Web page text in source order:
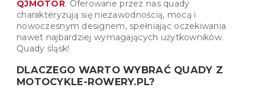
QJMOTOR. Oferowane przez nas quady
charakteryzują się niezawodnością, mocą i
nowoczesnym designem, spełniając oczekiwania
nawet najbardziej wymagających użytkowników.
Quady śląsk!
DLACZEGO WARTO WYBRAĆ QUADY Z
MOTOCYKLE-ROWERY.PL?